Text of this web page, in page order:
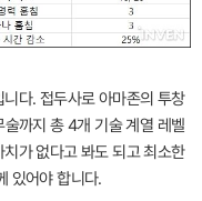
다. 접두사로 아마존의 투창
까지 총 4개 기술 계열 레벨
가 없다고 봐도 되고 최소한
있어야 합니다.